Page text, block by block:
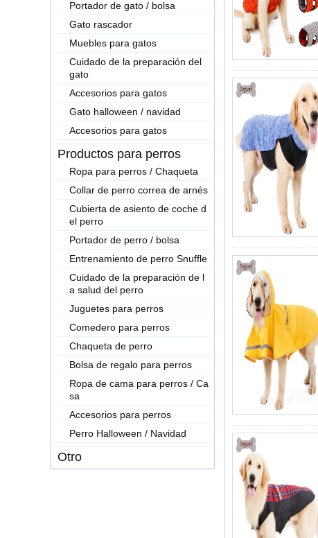
Portador de gato / bolsa
Gato rascador
Muebles para gatos
Cuidado de la preparación del
gato
Accesorios para gatos
Gato halloween / navidad
Accesorios para gatos
Productos para perros
Ropa para perros / Chaqueta
Collar de perro correa de arnés
Cubierta de asiento de coche d
el perro
Portador de perro / bolsa
Entrenamiento de perro Snuffle
Cuidado de la preparación de l
a salud del perro
Juguetes para perros
Comedero para perros
Chaqueta de perro
Bolsa de regalo para perros
Ropa de cama para perros / Ca
sa
Accesorios para perros
Perro Halloween / Navidad
Otro